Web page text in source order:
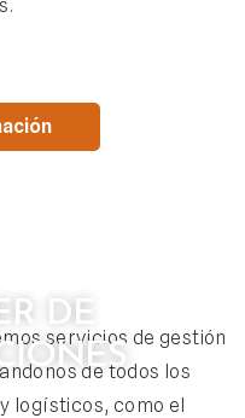
servicios de gestión
de todos los
logísticos, como el
DE